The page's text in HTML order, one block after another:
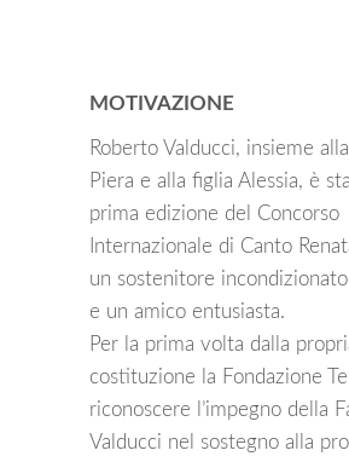
MOTIVAZIONE
Roberto Valducci, insieme
Piera e alla figlia Alessia, è
prima edizione del Concorso
Internazionale di Canto
un sostenitore
e un amico entusiasta.
Per la prima volta dalla
costituzione la Fondazione
riconoscere l’impegno della
Valducci nel sostegno alla